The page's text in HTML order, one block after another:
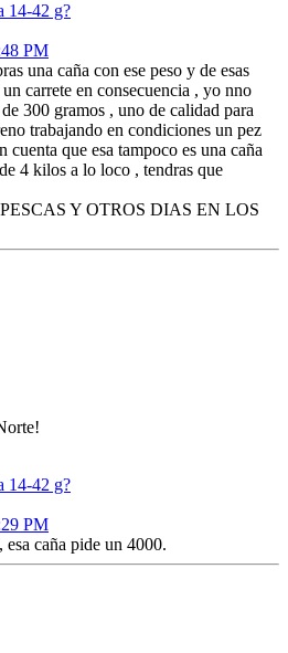
14-42 g?
PM
una caña con ese peso y de esas
carrete en consecuencia , yo nno
300 gramos , uno de calidad para
trabajando en condiciones un pez
cuenta que esa tampoco es una caña
4 kilos a lo loco , tendras que
Y OTROS DIAS EN LOS
14-42 g?
PM
caña pide un 4000.